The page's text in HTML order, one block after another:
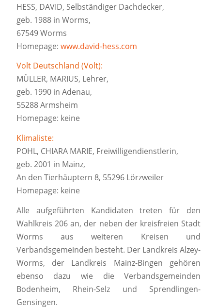
HESS, DAVID, Selbständiger Dachdecker,
geb. 1988 in Worms,
67549 Worms
Homepage: www.david-hess.com
Volt Deutschland (Volt):
MÜLLER, MARIUS, Lehrer,
geb. 1990 in Adenau,
55288 Armsheim
Homepage: keine
Klimaliste:
POHL, CHIARA MARIE, Freiwilligendienstlerin,
geb. 2001 in Mainz,
An den Tierhäuptern 8, 55296 Lörzweiler
Homepage: keine
Alle aufgeführten Kandidaten treten für den
Wahlkreis 206 an, der neben der kreisfreien Stadt
Worms aus weiteren Kreisen und
Verbandsgemeinden besteht. Der Landkreis Alzey-
Worms, der Landkreis Mainz-Bingen gehören
ebenso dazu wie die Verbandsgemeinden
Bodenheim, Rhein-Selz und Sprendlingen-
Gensingen.